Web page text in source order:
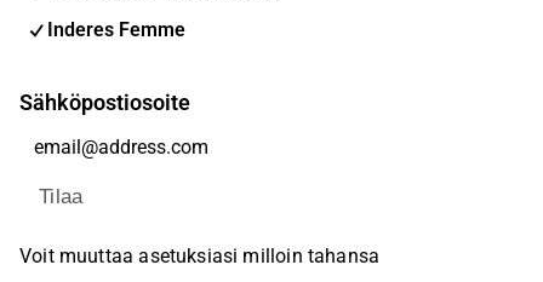
Inderes Femme
Sähköpostiosoite
Tilaa
Voit muuttaa asetuksiasi milloin tahansa